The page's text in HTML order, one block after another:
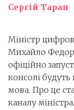
Сергій Таран
Міністр
Михайло
офіційно
консолі будуть
мова. Про це
каналу міністра.